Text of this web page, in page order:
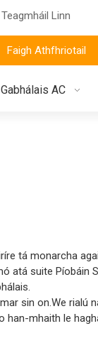
Linn
Faigh Athfhriotail
Gabhálais AC
tá monarcha
atá suite Píobáin
sin on.We rialú
han-mhaith le